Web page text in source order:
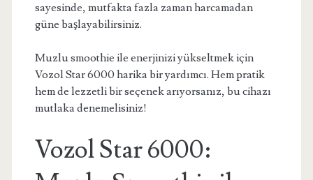
sayesinde, mutfakta fazla zaman harcamadan
güne başlayabilirsiniz.
Muzlu smoothie ile enerjinizi yükseltmek için
Vozol Star 6000 harika bir yardımcı. Hem pratik
hem de lezzetli bir seçenek arıyorsanız, bu cihazı
mutlaka denemelisiniz!
Vozol Star 6000: